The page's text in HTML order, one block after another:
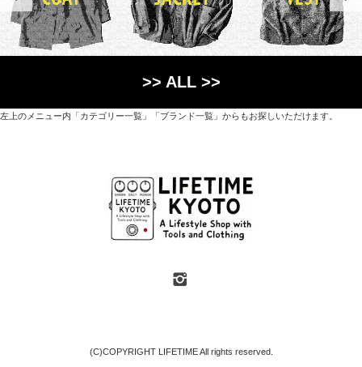
>> ALL >>
左上のメニュー内「カテゴリー一覧」「ブランド一覧」からもお探しいただけます。
オリジナルを含むファッションアイテムが中心の
京都・紫野にあるライフスタイルショップです。
京都府京都市北区紫野上築山町21（1階と2階）
定休日 / 水・日曜
(C)COPYRIGHT LIFETIME All rights reserved.